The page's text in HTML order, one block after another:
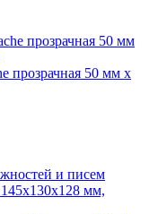
прозрачная 50 мм x